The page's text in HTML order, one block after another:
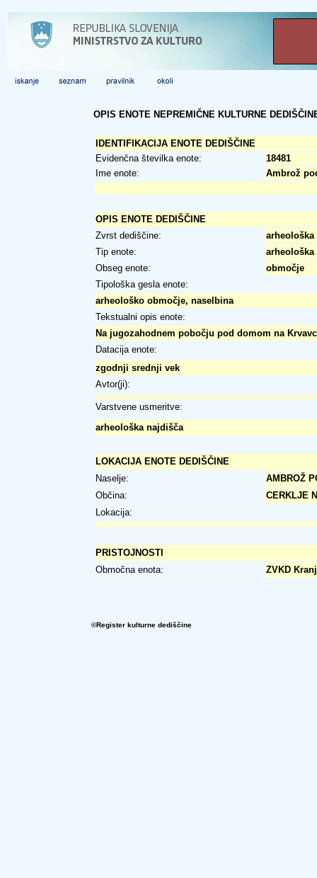
OPIS ENOTE NEPREMIČNE KULTURNE
IDENTIFIKACIJA ENOTE DEDIŠČINE
Evidenčna številka enote:
18481
Ime enote:
Ambrož
OPIS ENOTE DEDIŠČINE
Zvrst dediščine:
Tip enote:
Obseg enote:
območje
Tipološka gesla enote:
arheološko območje, naselbina
Tekstualni opis enote:
Na jugozahodnem pobočju pod domom na
Datacija enote:
zgodnji srednji vek
Avtor(ji):
Varstvene usmeritve:
arheološka najdišča
LOKACIJA ENOTE DEDIŠČINE
Naselje:
AMBROŽ
Občina:
CERKLJE
Lokacija:
PRISTOJNOSTI
Območna enota:
ZVKD Kranj
©Register kulturne dediščine